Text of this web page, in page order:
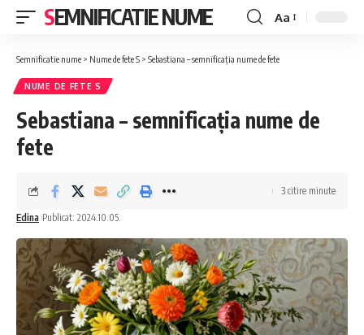
SEMNIFICATIE NUME
Font
Aa
Semnificatie nume > Nume de fete S > Sebastiana – semnificația nume de fete
NUME DE FETE S
Sebastiana – semnificația nume de
fete
Edina Publicat: 2024.10.05.
3 citire minute